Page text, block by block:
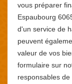
vous préparer
Espaubourg
d'un service de
peuvent
valeur de vos
formulaire sur
responsables